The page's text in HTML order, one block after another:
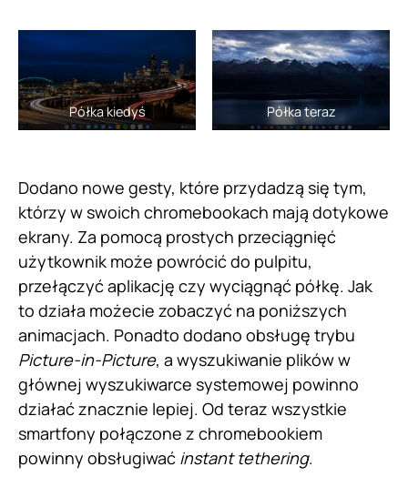
Półka kiedyś Półka teraz
Dodano nowe gesty, które przydadzą się tym,
którzy w swoich chromebookach mają dotykowe
ekrany. Za pomocą prostych przeciągnięć
użytkownik może powrócić do pulpitu,
przełączyć aplikację czy wyciągnąć półkę. Jak
to działa możecie zobaczyć na poniższych
animacjach. Ponadto dodano obsługę trybu
Picture-in-Picture, a wyszukiwanie plików w
głównej wyszukiwarce systemowej powinno
działać znacznie lepiej. Od teraz wszystkie
smartfony połączone z chromebookiem
powinny obsługiwać instant tethering.